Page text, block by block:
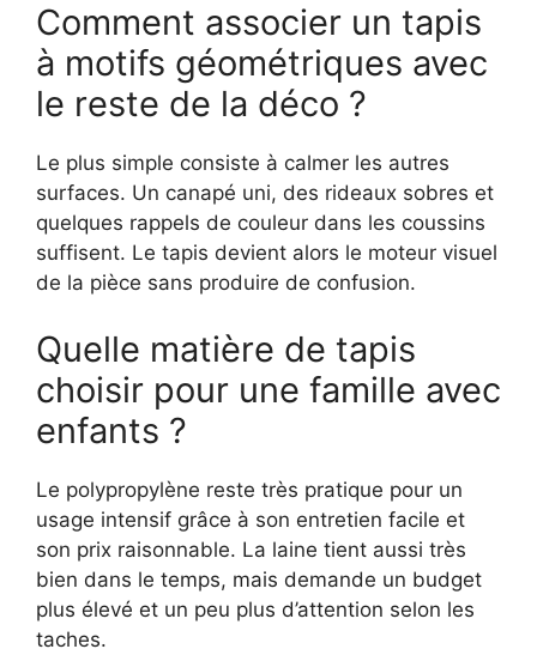
Comment associer un tapis
à motifs géométriques avec
le reste de la déco ?
Le plus simple consiste à calmer les autres
surfaces. Un canapé uni, des rideaux sobres et
quelques rappels de couleur dans les coussins
suffisent. Le tapis devient alors le moteur visuel
de la pièce sans produire de confusion.
Quelle matière de tapis
choisir pour une famille avec
enfants ?
Le polypropylène reste très pratique pour un
usage intensif grâce à son entretien facile et
son prix raisonnable. La laine tient aussi très
bien dans le temps, mais demande un budget
plus élevé et un peu plus d’attention selon les
taches.